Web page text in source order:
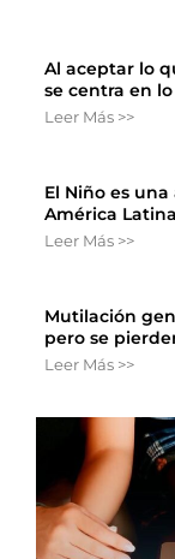
Al aceptar lo
se centra en
Leer Más >>
El Niño es
América Latina
Leer Más >>
Mutilación
pero se
Leer Más >>